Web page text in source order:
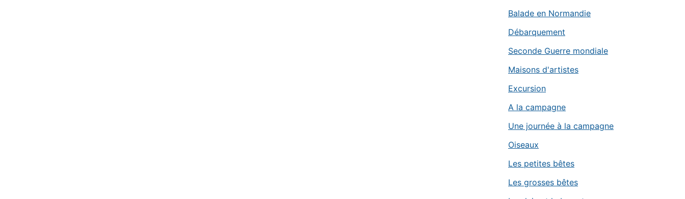
Balade en Normandie
Débarquement
Seconde Guerre mondiale
Maisons d'artistes
Excursion
A la campagne
Une journée à la campagne
Oiseaux
Les petites bêtes
Les grosses bêtes